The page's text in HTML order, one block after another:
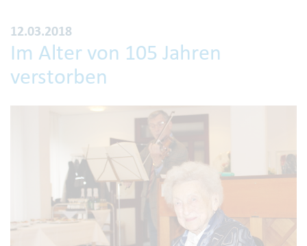
12.03.2018
Im Alter von 105 Jahren
verstorben